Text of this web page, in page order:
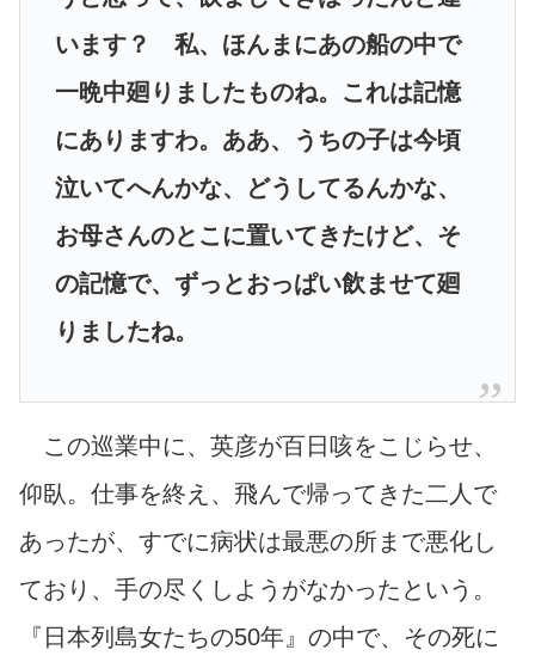
います？ 私、ほんまにあの船の中で
一晩中廻りましたものね。これは記憶
にありますわ。ああ、うちの子は今頃
泣いてへんかな、どうしてるんかな、
お母さんのとこに置いてきたけど、そ
の記憶で、ずっとおっぱい飲ませて廻
りましたね。
この巡業中に、英彦が百日咳をこじらせ、
仰臥。仕事を終え、飛んで帰ってきた二人で
あったが、すでに病状は最悪の所まで悪化し
ており、手の尽くしようがなかったという。
『日本列島女たちの50年』の中で、その死に